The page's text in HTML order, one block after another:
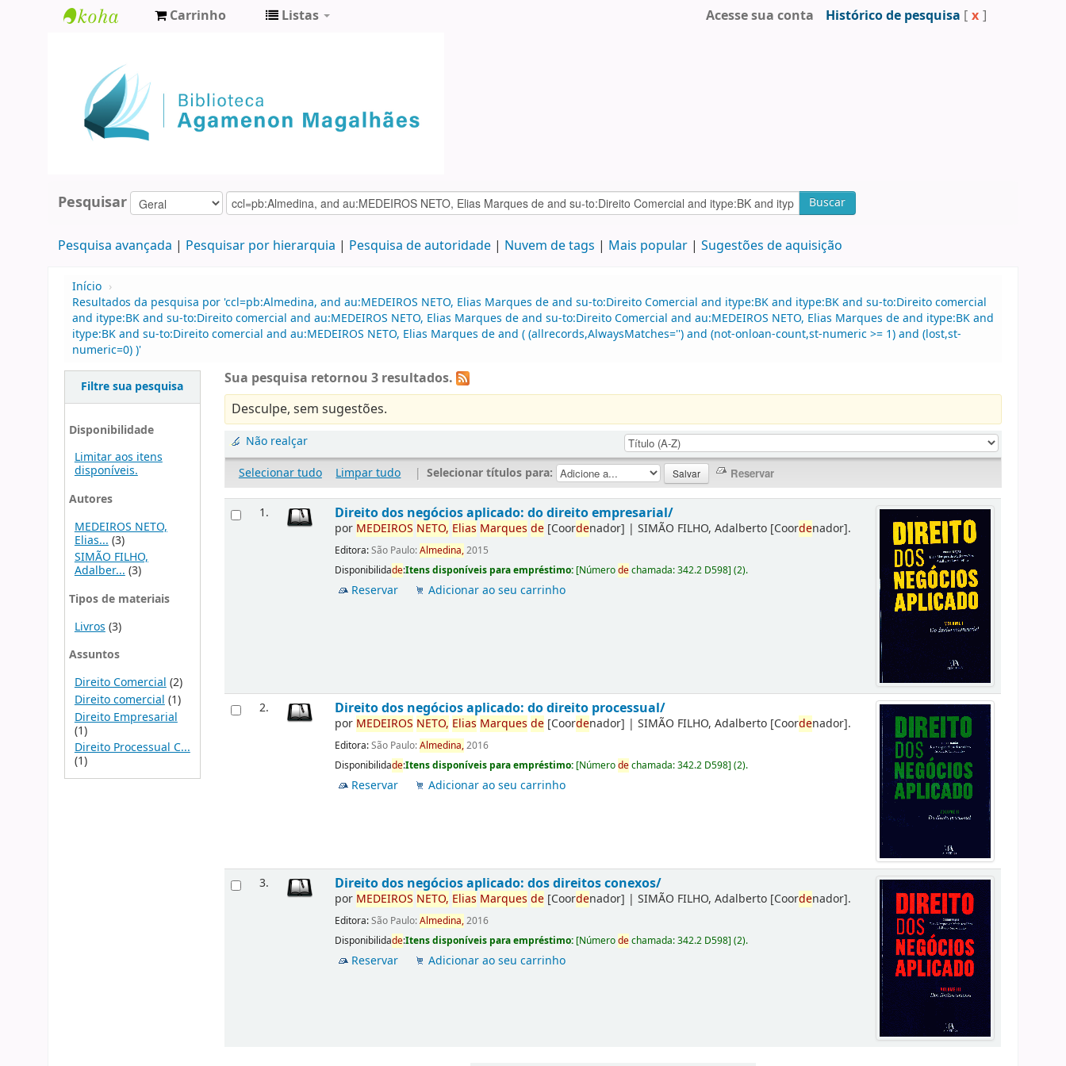
Agamenon
Magalhães
Carrinho Listas Acesse sua conta Histórico de pesquisa [ x ]
Pesquisar Buscar
Pesquisa avançada Pesquisar por hierarquia Pesquisa de autoridade Nuvem de tags Mais popular Sugestões de aquisição
Início ›
Resultados da pesquisa por 'ccl=pb:Almedina, and au:MEDEIROS NETO, Elias Marques de and su-to:Direito Comercial and itype:BK and itype:BK and su-to:Direito comercial
and itype:BK and su-to:Direito comercial and au:MEDEIROS NETO, Elias Marques de and su-to:Direito Comercial and au:MEDEIROS NETO, Elias Marques de and itype:BK and
itype:BK and su-to:Direito comercial and au:MEDEIROS NETO, Elias Marques de and ( (allrecords,AlwaysMatches='') and (not-onloan-count,st-numeric >= 1) and (lost,st-
numeric=0) )'
Filtre sua pesquisa
Disponibilidade
Limitar aos itens
disponíveis.
Autores
MEDEIROS NETO,
Elias... (3)
SIMÃO FILHO,
Adalber...(3)
Tipos de materiais
Livros (3)
Assuntos
Direito Comercial (2)
Direito comercial (1)
Direito Empresarial
(1)
Direito Processual C...
(1)
Sua pesquisa retornou 3 resultados.
Desculpe, sem sugestões.
Não realçar
Selecionar tudo
Limpar tudo | Selecionar títulos para:
1. Direito dos negócios aplicado: do direito empresarial/
por MEDEIROS NETO, Elias Marques de [Coordenador] |SIMÃO FILHO, Adalberto [Coordenador].
Editora:São Paulo:Almedina,2015
Disponibilidade:Itens disponíveis para empréstimo: [Númerodechamada:342.2 D598](2).
Reservar Adicionar ao seu carrinho
2. Direito dos negócios aplicado: do direito processual/
por MEDEIROS NETO, Elias Marques de [Coordenador] |SIMÃO FILHO, Adalberto [Coordenador].
Editora:São Paulo:Almedina,2016
Disponibilidade:Itens disponíveis para empréstimo: [Númerodechamada:342.2 D598](2).
Reservar Adicionar ao seu carrinho
3. Direito dos negócios aplicado: dos direitos conexos/
por MEDEIROS NETO, Elias Marques de [Coordenador] |SIMÃO FILHO, Adalberto [Coordenador].
Editora:São Paulo:Almedina,2016
Disponibilidade:Itens disponíveis para empréstimo: [Númerodechamada:342.2 D598](2).
Reservar Adicionar ao seu carrinho